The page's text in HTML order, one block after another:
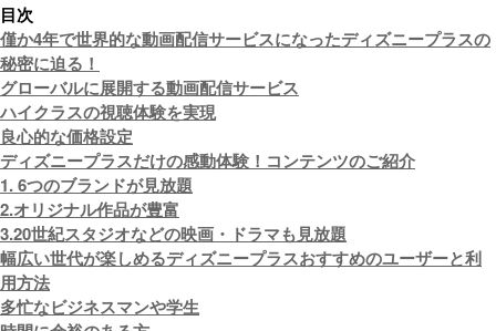
目次
僅か4年で世界的な動画配信サービスになったディズニープラスの
秘密に迫る！
グローバルに展開する動画配信サービス
ハイクラスの視聴体験を実現
良心的な価格設定
ディズニープラスだけの感動体験！コンテンツのご紹介
1. 6つのブランドが見放題
2.オリジナル作品が豊富
3.20世紀スタジオなどの映画・ドラマも見放題
幅広い世代が楽しめるディズニープラスおすすめのユーザーと利
用方法
多忙なビジネスマンや学生